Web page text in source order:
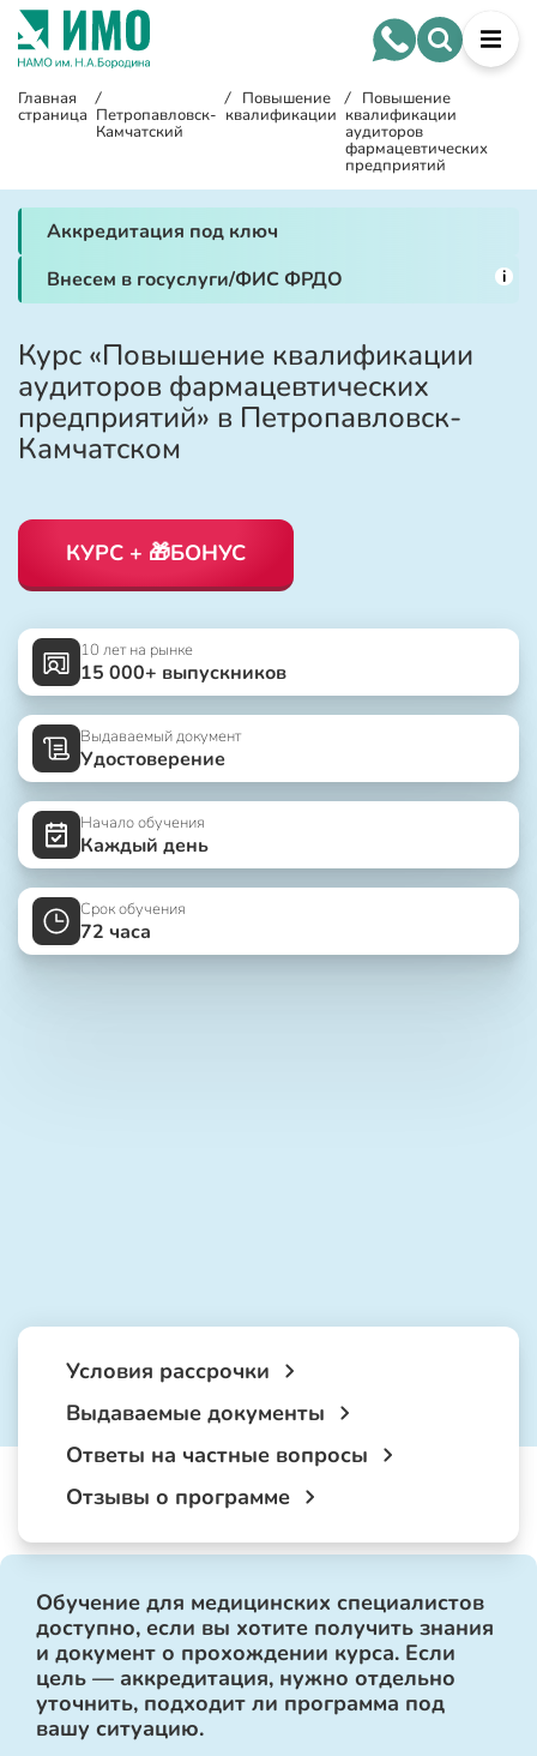
Главная
страница
/
Петропавловск-
Камчатский
/ Повышение
квалификации
/ Повышение
квалификации
аудиторов
фармацевтических
предприятий
Аккредитация под ключ
Внесем в госуслуги/ФИС ФРДО
i
Курс «Повышение квалификации
аудиторов фармацевтических
предприятий» в Петропавловск-
Камчатском
КУРС + 🎁БОНУС
10 лет на рынке
15 000+ выпускников
Выдаваемый документ
Удостоверение
Начало обучения
Каждый день
Срок обучения
72 часа
Условия рассрочки
Выдаваемые документы
Ответы на частные вопросы
Отзывы о программе
Обучение для медицинских специалистов
доступно, если вы хотите получить знания
и документ о прохождении курса. Если
цель — аккредитация, нужно отдельно
уточнить, подходит ли программа под
вашу ситуацию.